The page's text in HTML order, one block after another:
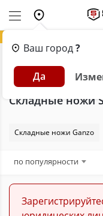
Ваш город?
Да
Главная Каталог
Spyderco (Спайдерко)
Складные ножи
Складные ножи Ganzo
по популярности